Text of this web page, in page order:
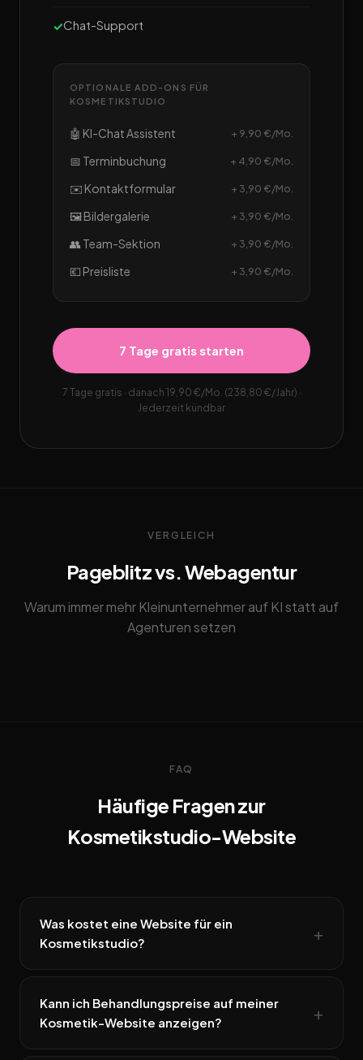
Chat-Support
OPTIONALE ADD-ONS FÜR
KOSMETIKSTUDIO
🤖 KI-Chat Assistent + 9,90 €/Mo.
📅 Terminbuchung + 4,90 €/Mo.
✉️ Kontaktformular + 3,90 €/Mo.
🖼️ Bildergalerie + 3,90 €/Mo.
👥 Team-Sektion + 3,90 €/Mo.
💶 Preisliste + 3,90 €/Mo.
7 Tage gratis starten
7 Tage gratis · danach 19,90 €/Mo. (238,80 €/Jahr) ·
Jederzeit kündbar
VERGLEICH
Pageblitz vs. Webagentur
Warum immer mehr Kleinunternehmer auf KI statt auf
Agenturen setzen
FAQ
Häufige Fragen zur
Kosmetikstudio-Website
Was kostet eine Website für ein
Kosmetikstudio?
Kann ich Behandlungspreise auf meiner
Kosmetik-Website anzeigen?